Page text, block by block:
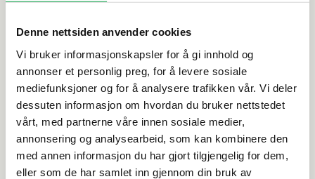
Denne nettsiden anvender cookies
Vi bruker informasjonskapsler for å gi innhold og
annonser et personlig preg, for å levere sosiale
mediefunksjoner og for å analysere trafikken vår. Vi deler
dessuten informasjon om hvordan du bruker nettstedet
vårt, med partnerne våre innen sosiale medier,
annonsering og analysearbeid, som kan kombinere den
med annen informasjon du har gjort tilgjengelig for dem,
eller som de har samlet inn gjennom din bruk av
Spesifikasjoner
Rengjøring og vedlikehold
Leveringsinformasjon
Dokumentasjon